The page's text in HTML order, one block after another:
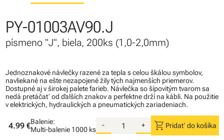
PY-01003AV90.J
písmeno "J", biela, 200ks (1,0-2,0mm)
Jednoznakové návlečky razené za tepla s celou škálou symbolov,
navliekané na ešte nezapojené žily tých najmenších priemerov.
Dostupné aj v širokej palete farieb. Návlečka so šípovitým tvarom sa
nedá pretáčať od ďalších znakov a perfektne drží na kábli. Na použitie
v elektrických, hydraulických a pneumatických zariadeniach.
4.99 €Balenie:
Multi-balenie 1000 ks
- + shopping_cart Pridať do košíka